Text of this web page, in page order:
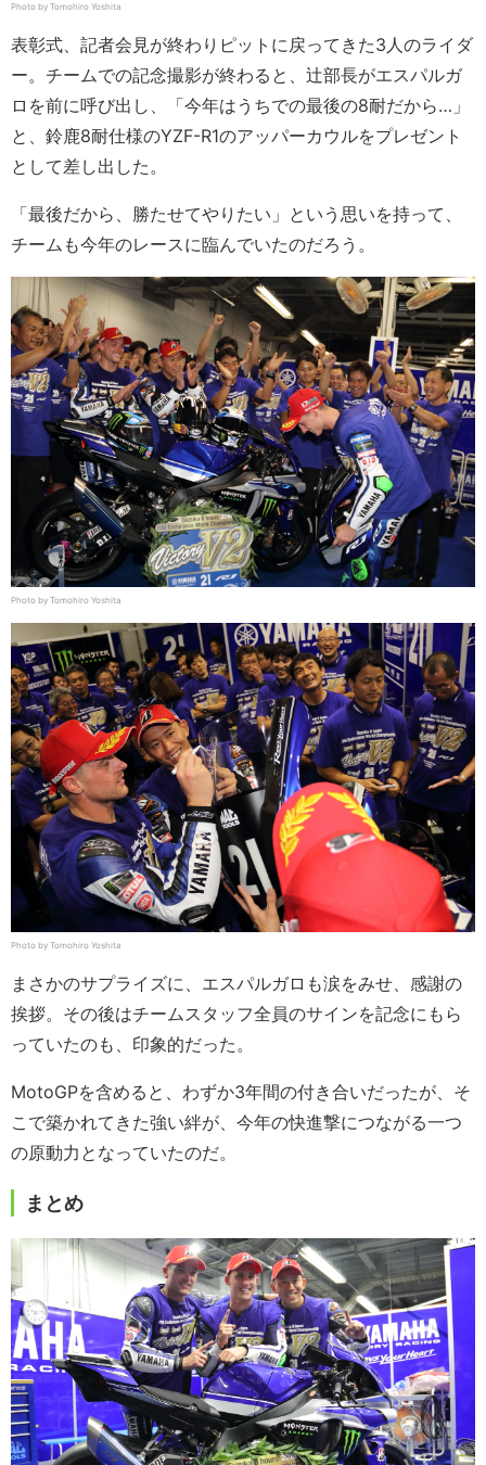
Photo by Tomohiro Yoshita
表彰式、記者会見が終わりピットに戻ってきた3人のライダ
ー。チームでの記念撮影が終わると、辻部長がエスパルガ
ロを前に呼び出し、「今年はうちでの最後の8耐だから…」
と、鈴鹿8耐仕様のYZF-R1のアッパーカウルをプレゼント
として差し出した。
「最後だから、勝たせてやりたい」という思いを持って、
チームも今年のレースに臨んでいたのだろう。
Photo by Tomohiro Yoshita
Photo by Tomohiro Yoshita
まさかのサプライズに、エスパルガロも涙をみせ、感謝の
挨拶。その後はチームスタッフ全員のサインを記念にもら
っていたのも、印象的だった。
MotoGPを含めると、わずか3年間の付き合いだったが、そ
こで築かれてきた強い絆が、今年の快進撃につながる一つ
の原動力となっていたのだ。
まとめ